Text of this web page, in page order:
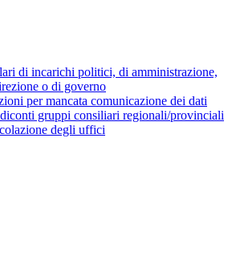
di incarichi politici, di amministrazione,
o di governo
per mancata comunicazione dei dati
gruppi consiliari regionali/provinciali
degli uffici